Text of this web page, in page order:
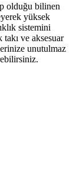
olduğu bilinen
yüksek
sistemini
ve aksesuar
unutulmaz